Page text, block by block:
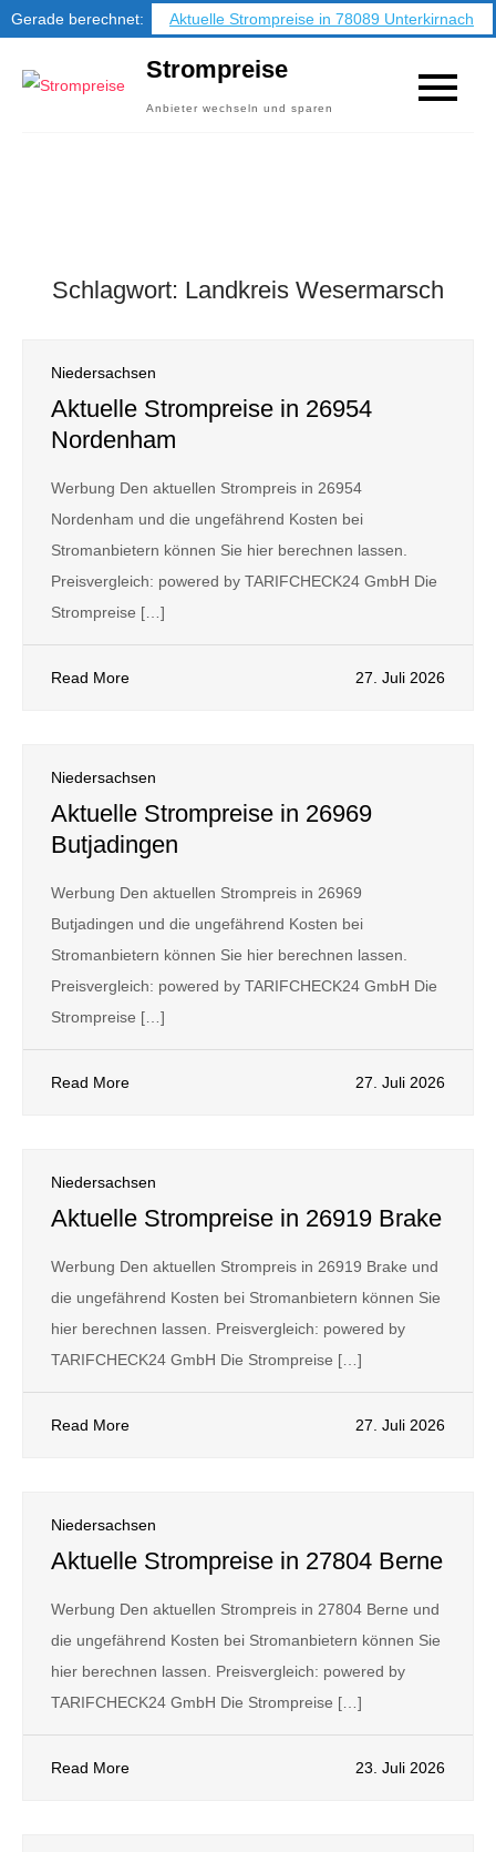
Gerade berechnet:
Aktuelle Strompreise in 78089 Unterkirnach
Strompreise
Anbieter wechseln und sparen
Schlagwort: Landkreis Wesermarsch
Niedersachsen
Aktuelle Strompreise in 26954
Nordenham
Werbung Den aktuellen Strompreis in 26954
Nordenham und die ungefährend Kosten bei
Stromanbietern können Sie hier berechnen lassen.
Preisvergleich: powered by TARIFCHECK24 GmbH Die
Strompreise […]
Read More 27. Juli 2026
Niedersachsen
Aktuelle Strompreise in 26969
Butjadingen
Werbung Den aktuellen Strompreis in 26969
Butjadingen und die ungefährend Kosten bei
Stromanbietern können Sie hier berechnen lassen.
Preisvergleich: powered by TARIFCHECK24 GmbH Die
Strompreise […]
Read More 27. Juli 2026
Niedersachsen
Aktuelle Strompreise in 26919 Brake
Werbung Den aktuellen Strompreis in 26919 Brake und
die ungefährend Kosten bei Stromanbietern können Sie
hier berechnen lassen. Preisvergleich: powered by
TARIFCHECK24 GmbH Die Strompreise […]
Read More 27. Juli 2026
Niedersachsen
Aktuelle Strompreise in 27804 Berne
Werbung Den aktuellen Strompreis in 27804 Berne und
die ungefährend Kosten bei Stromanbietern können Sie
hier berechnen lassen. Preisvergleich: powered by
TARIFCHECK24 GmbH Die Strompreise […]
Read More 23. Juli 2026